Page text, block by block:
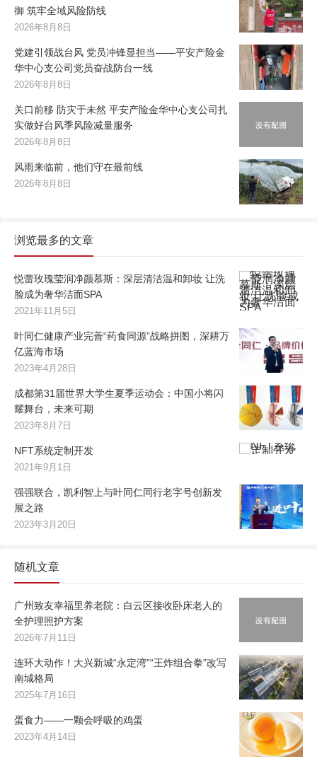
御 筑牢全域风险防线
2026年8月8日
党建引领战台风 党员冲锋显担当——平安产险金
华中心支公司党员奋战防台一线
2026年8月8日
关口前移 防灾于未然 平安产险金华中心支公司扎
实做好台风季风险减量服务
2026年8月8日
风雨来临前，他们守在最前线
2026年8月8日
浏览最多的文章
悦蕾玫瑰莹润净颜慕斯：深层清洁温和卸妆 让洗
脸成为奢华洁面SPA
2021年11月5日
叶同仁健康产业完善“药食同源”战略拼图，深耕万
亿蓝海市场
2023年4月28日
成都第31届世界大学生夏季运动会：中国小将闪
耀舞台，未来可期
2023年8月7日
NFT系统定制开发
2021年9月1日
强强联合，凯利智上与叶同仁同行老字号创新发
展之路
2023年3月20日
随机文章
广州致友幸福里养老院：白云区接收卧床老人的
全护理照护方案
2026年7月11日
连环大动作！大兴新城“永定湾”“王炸组合拳”改写
南城格局
2025年7月16日
蛋食力——一颗会呼吸的鸡蛋
2023年4月14日